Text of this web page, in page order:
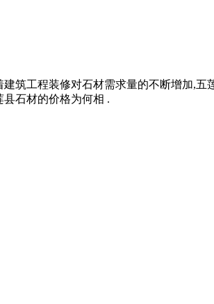
筑工程装修对石材需求量的不断增加,
石材的价格为何相 .